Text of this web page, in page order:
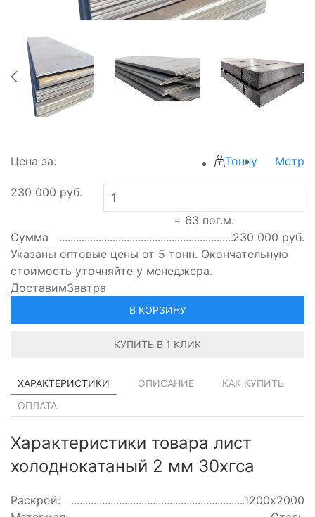
Цена за: Тонну Метр
230 000 руб.
= 63 пог.м.
Сумма
230 000 руб.
Указаны оптовые цены от 5 тонн. Окончательную
стоимость уточняйте у менеджера.
ДоставимЗавтра
В КОРЗИНУ
КУПИТЬ В 1 КЛИК
ХАРАКТЕРИСТИКИ ОПИСАНИЕ
КАК КУПИТЬ
ОПЛАТА
Характеристики товара лист
холоднокатаный 2 мм 30хгса
Раскрой:
1200х2000